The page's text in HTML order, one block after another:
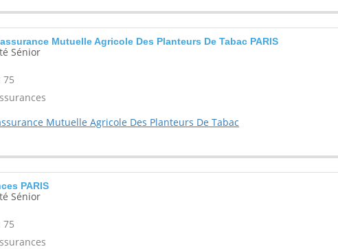
Mutuelle Agricole Des Planteurs De Tabac PARIS
Sénior
75
Mutuelle Agricole Des Planteurs De Tabac
PARIS
Sénior
75